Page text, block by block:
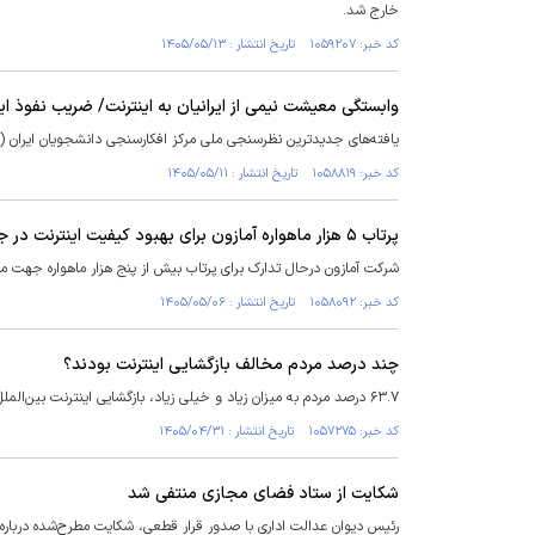
خارج شد.
کد خبر: ۱۰۵۹۲۰۷ تاریخ انتشار : ۱۴۰۵/۰۵/۱۳
وابستگی معیشت نیمی از ایرانیان به اینترنت/ ضریب نفوذ اینترنت به
یافته‌های جدیدترین نظرسنجی ملی مرکز افکارسنجی دانشجویان
کد خبر: ۱۰۵۸۸۱۹ تاریخ انتشار : ۱۴۰۵/۰۵/۱۱
پرتاب ۵ هزار ماهواره آمازون برای بهبود کیفیت اینترنت در جهان
شرکت آمازون درحال تدارک برای پرتاب بیش از پنج هزار ماهواره
کد خبر: ۱۰۵۸۰۹۲ تاریخ انتشار : ۱۴۰۵/۰۵/۰۶
چند درصد مردم مخالف بازگشایی اینترنت بودند؟
۶۳.۷ درصد مردم به میزان زیاد و خیلی زیاد، بازگشایی اینترنت بین‌الملل پس از جنگ را تصمیم درستی می‌دانند.
کد خبر: ۱۰۵۷۲۷۵ تاریخ انتشار : ۱۴۰۵/۰۴/۳۱
شکایت‌ از ستاد فضای مجازی منتفی شد
رئیس دیوان عدالت اداری با صدور قرار قطعی، شکایت مطرح‌شده